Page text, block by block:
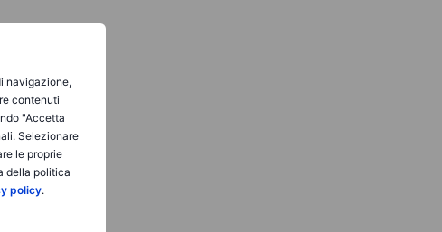
navigazione,
contenuti
"Accetta
Selezionare
le proprie
della politica
policy.